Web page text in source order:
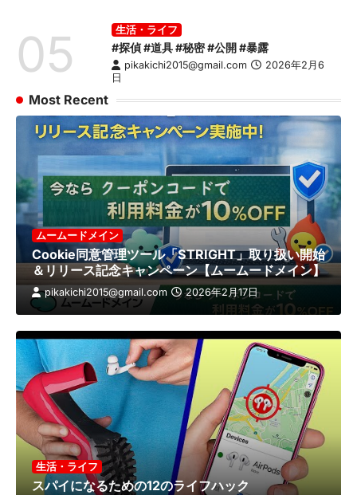
05 生活・ライフ
#探偵 #道具 #秘密 #公開 #暴露
pikakichi2015@gmail.com
2026年2月6
日
Most Recent
ムームードメイン
Cookie同意管理ツール「STRIGHT」取り扱い開始
＆リリース記念キャンペーン【ムームードメイン】
pikakichi2015@gmail.com 2026年2月17日
生活・ライフ
スパイになるための12のライフハック